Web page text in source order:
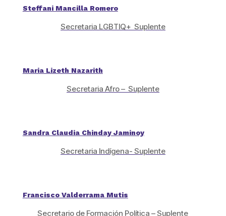
Steffani Mancilla Romero
Secretaria LGBTIQ+ Suplente
Maria Lizeth Nazarith
Secretaria Afro – Suplente
Sandra Claudia Chinday Jaminoy
Secretaria Indígena- Suplente
Francisco Valderrama Mutis
Secretario de Formación Política – Suplente